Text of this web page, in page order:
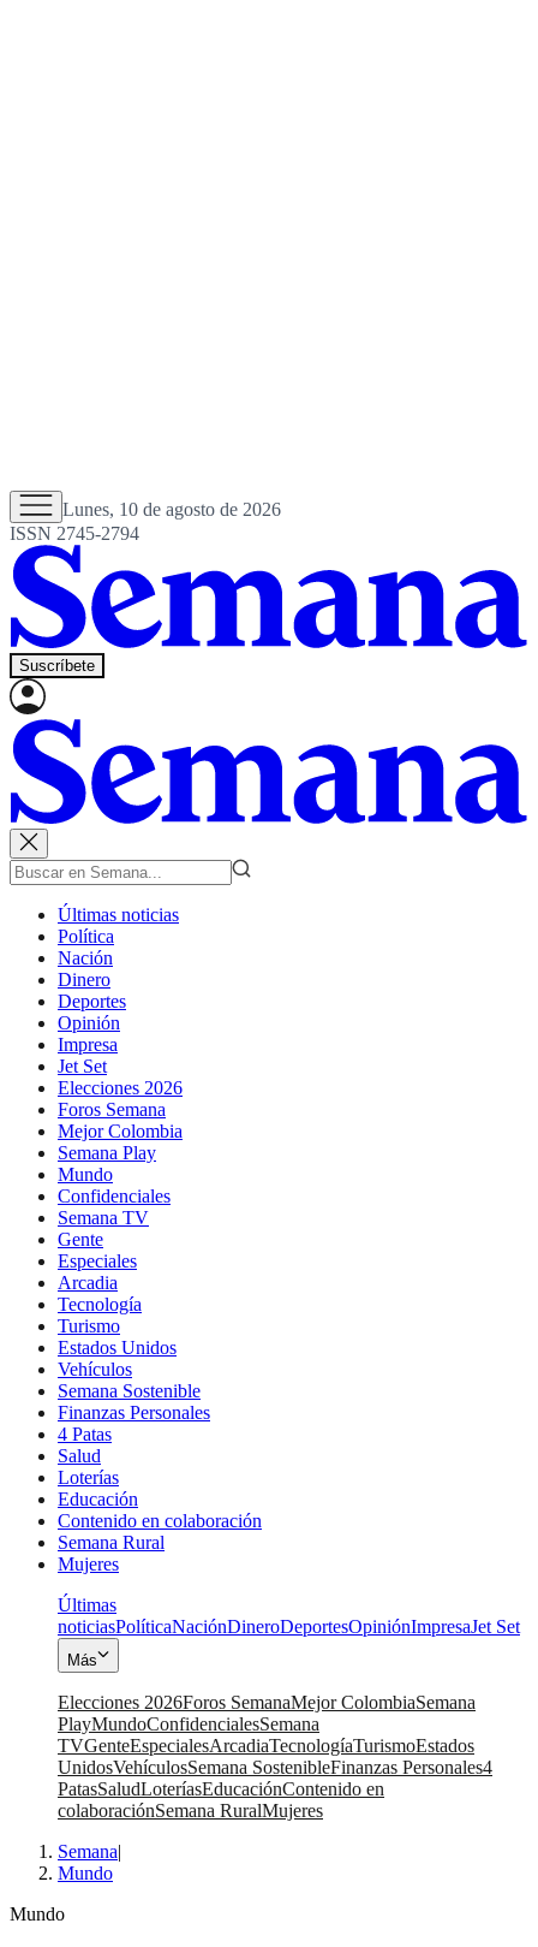
Lunes, 10 de agosto de 2026
ISSN 2745-2794
Suscríbete
Últimas noticias
Política
Nación
Dinero
Deportes
Opinión
Impresa
Jet Set
Elecciones 2026
Foros Semana
Mejor Colombia
Semana Play
Mundo
Confidenciales
Semana TV
Gente
Especiales
Arcadia
Tecnología
Turismo
Estados Unidos
Vehículos
Semana Sostenible
Finanzas Personales
4 Patas
Salud
Loterías
Educación
Contenido en colaboración
Semana Rural
Mujeres
Últimas
noticiasPolíticaNaciónDineroDeportesOpiniónImpresaJet Set
Más
Elecciones 2026Foros SemanaMejor ColombiaSemana
PlayMundoConfidencialesSemana
TVGenteEspecialesArcadiaTecnologíaTurismoEstados
UnidosVehículosSemana SostenibleFinanzas Personales4
PatasSaludLoteríasEducaciónContenido en
colaboraciónSemana RuralMujeres
Semana|
Mundo
Mundo